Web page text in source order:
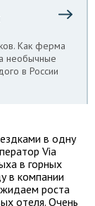
Как ферма
необычные
в России
в одну
Via
в горных
в компании
роста
отеля. Очень